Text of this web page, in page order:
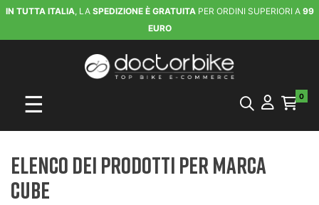
IN TUTTA ITALIA, LA SPEDIZIONE È GRATUITAPER ORDINI SUPERIORI A 99
EURO
navigazione Toggle
☰ 0
Elenco dei prodotti per marca
CUBE